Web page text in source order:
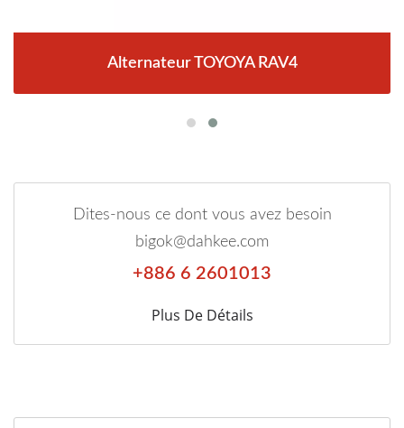
Alternateur TOYOYA RAV4
Dites-nous ce dont vous avez besoin
bigok@dahkee.com
+886 6 2601013
Plus De Détails